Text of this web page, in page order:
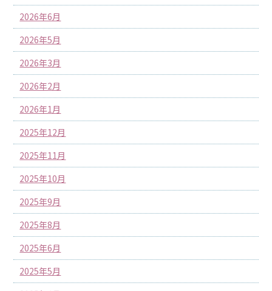
2026年6月
2026年5月
2026年3月
2026年2月
2026年1月
2025年12月
2025年11月
2025年10月
2025年9月
2025年8月
2025年6月
2025年5月